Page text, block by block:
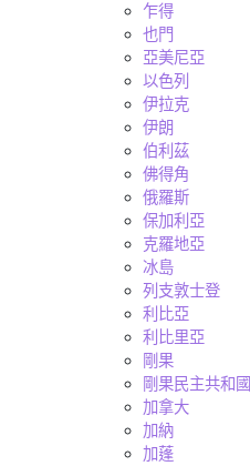
乍得
也門
亞美尼亞
以色列
伊拉克
伊朗
伯利茲
佛得角
俄羅斯
保加利亞
克羅地亞
冰島
列支敦士登
利比亞
利比里亞
剛果
剛果民主共和國
加拿大
加納
加蓬